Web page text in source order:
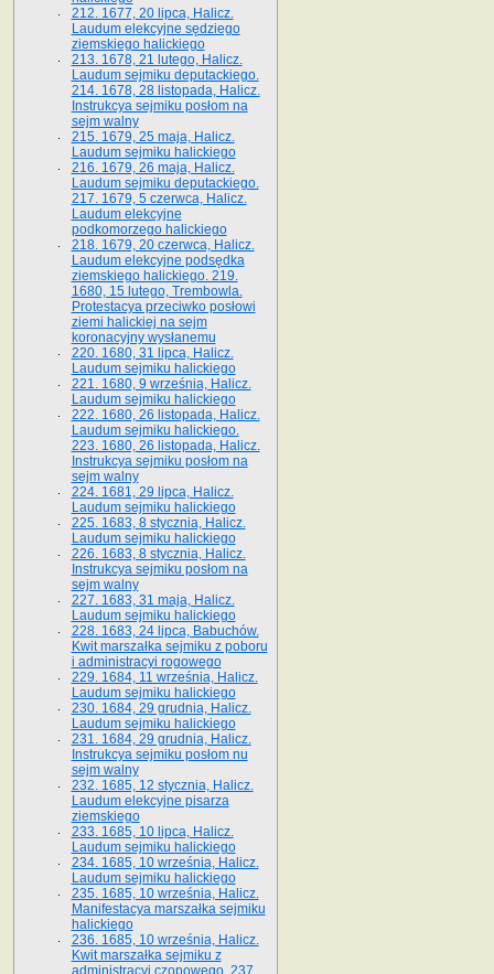
212. 1677, 20 lipca, Halicz.
Laudum elekcyjne sędziego
ziemskiego halickiego
213. 1678, 21 lutego, Halicz.
Laudum sejmiku deputackiego.
214. 1678, 28 listopada, Halicz.
Instrukcya sejmiku posłom na
sejm walny
215. 1679, 25 maja, Halicz.
Laudum sejmiku halickiego
216. 1679, 26 maja, Halicz.
Laudum sejmiku deputackiego.
217. 1679, 5 czerwca, Halicz.
Laudum elekcyjne
podkomorzego halickiego
218. 1679, 20 czerwca, Halicz.
Laudum elekcyjne podsędka
ziemskiego halickiego. 219.
1680, 15 lutego, Trembowla.
Protestacya przeciwko posłowi
ziemi halickiej na sejm
koronacyjny wysłanemu
220. 1680, 31 lipca, Halicz.
Laudum sejmiku halickiego
221. 1680, 9 września, Halicz.
Laudum sejmiku halickiego
222. 1680, 26 listopada, Halicz.
Laudum sejmiku halickiego.
223. 1680, 26 listopada, Halicz.
Instrukcya sejmiku posłom na
sejm walny
224. 1681, 29 lipca, Halicz.
Laudum sejmiku halickiego
225. 1683, 8 stycznia, Halicz.
Laudum sejmiku halickiego
226. 1683, 8 stycznia, Halicz.
Instrukcya sejmiku posłom na
sejm walny
227. 1683, 31 maja, Halicz.
Laudum sejmiku halickiego
228. 1683, 24 lipca, Babuchów.
Kwit marszałka sejmiku z poboru
i administracyi rogowego
229. 1684, 11 września, Halicz.
Laudum sejmiku halickiego
230. 1684, 29 grudnia, Halicz.
Laudum sejmiku halickiego
231. 1684, 29 grudnia, Halicz.
Instrukcya sejmiku posłom nu
sejm walny
232. 1685, 12 stycznia, Halicz.
Laudum elekcyjne pisarza
ziemskiego
233. 1685, 10 lipca, Halicz.
Laudum sejmiku halickiego
234. 1685, 10 września, Halicz.
Laudum sejmiku halickiego
235. 1685, 10 września, Halicz.
Manifestacya marszałka sejmiku
halickiego
236. 1685, 10 września, Halicz.
Kwit marszałka sejmiku z
administracyi czopowego. 237.